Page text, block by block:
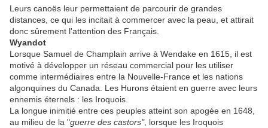
Leurs canoës leur permettaient de parcourir de grandes
distances, ce qui les incitait à commercer avec la peau, et attirait
donc sûrement l'attention des Français.
Wyandot
Lorsque Samuel de Champlain arrive à Wendake en 1615, il est
motivé à développer un réseau commercial pour les utiliser
comme intermédiaires entre la Nouvelle-France et les nations
algonquines du Canada. Les Hurons étaient en guerre avec leurs
ennemis éternels : les Iroquois.
La longue inimitié entre ces peuples atteint son apogée en 1648,
au milieu de la "guerre des castors", lorsque les Iroquois